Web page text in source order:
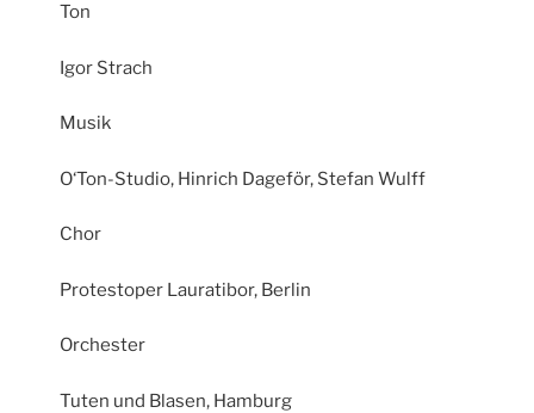
Ton
Igor Strach
Musik
O‘Ton-Studio, Hinrich Dageför, Stefan Wulff
Chor
Protestoper Lauratibor, Berlin
Orchester
Tuten und Blasen, Hamburg